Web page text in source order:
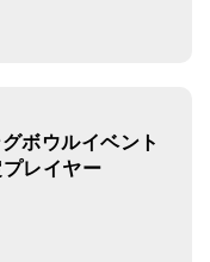
ボウルイベント
レイヤー